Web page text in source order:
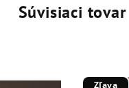
Súvisiaci tovar
Zľava